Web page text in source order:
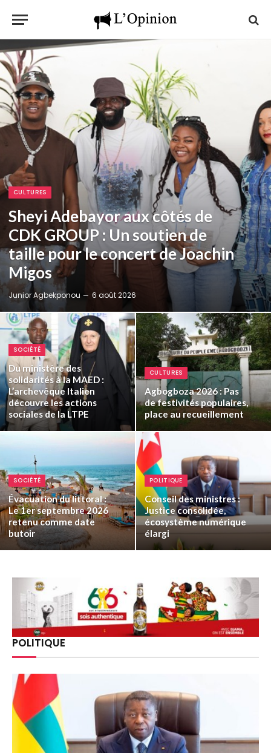
CULTURES
Sheyi Adebayor aux côtés de
CDK GROUP : Un soutien de
taille pour le concert de Joachin
Migos
Junior Agbekponou 6 août 2026
SOCIÉTÉ
Du ministère des
solidarités à la MAED :
L’archevêque Italien
découvre les actions
sociales de la LTPE
CULTURES
Agbogboza 2026 : Pas
de festivités populaires,
place au recueillement
SOCIÉTÉ
Évacuation du littoral :
Le 1er septembre 2026
retenu comme date
butoir
POLITIQUE
Conseil des ministres :
Justice consolidée,
écosystème numérique
élargi
POLITIQUE